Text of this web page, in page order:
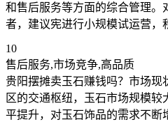
和售后服务等方面的综合管理。
者，建议宪进行小规模试运营，
10
售后服务,市场竞争,高品质
贵阳摆摊卖玉石赚钱吗？市场现
区的交通枢纽，玉石市场规模
平提升，对玉石饰品的需求不断